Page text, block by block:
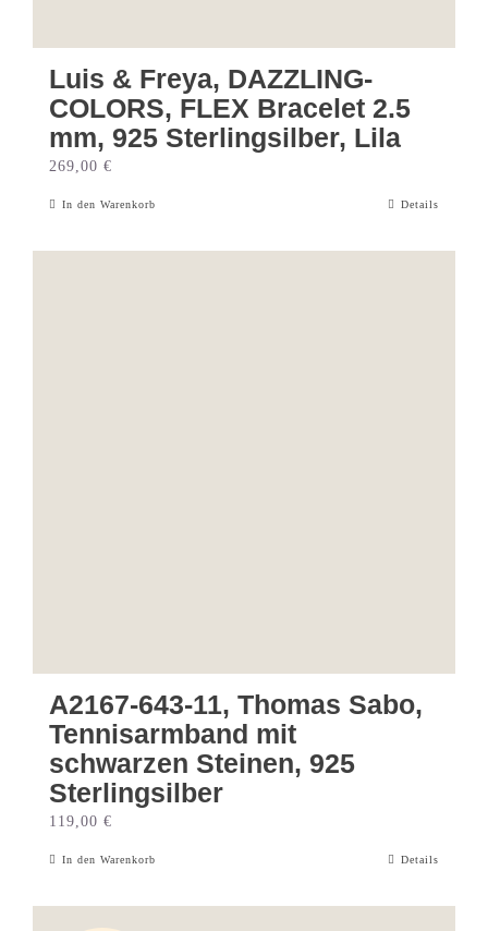
Luis & Freya, DAZZLING-
COLORS, FLEX Bracelet 2.5
mm, 925 Sterlingsilber, Lila
269,00 €
In den Warenkorb Details
A2167-643-11, Thomas Sabo,
Tennisarmband mit
schwarzen Steinen, 925
Sterlingsilber
119,00 €
In den Warenkorb Details